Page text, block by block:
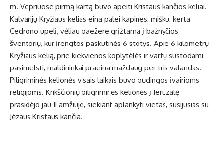
m. Vepriuose pirmą kartą buvo apeiti Kristaus kančios keliai.
Kalvarijų Kryžiaus kelias eina palei kapines, mišku, kerta
Cedrono upelį, vėliau paežere grįžtama į bažnyčios
šventorių, kur įrengtos paskutinės 6 stotys. Apie 6 kilometrų
Kryžiaus kelią, prie kiekvienos koplytėlės ir vartų sustodami
pasimelsti, maldininkai praeina maždaug per tris valandas.
Piligriminės kelionės visais laikais buvo būdingos įvairioms
religijoms. Krikščionių piligriminės kelionės į Jeruzalę
prasidėjo jau II amžiuje, siekiant aplankyti vietas, susijusias su
Jėzaus Kristaus kančia.